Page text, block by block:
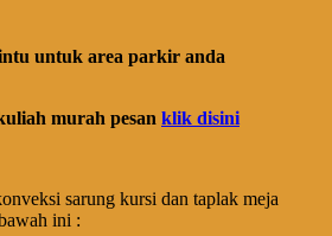
untuk area parkir anda
murah pesan klik disini
sarung kursi dan taplak meja
ini :